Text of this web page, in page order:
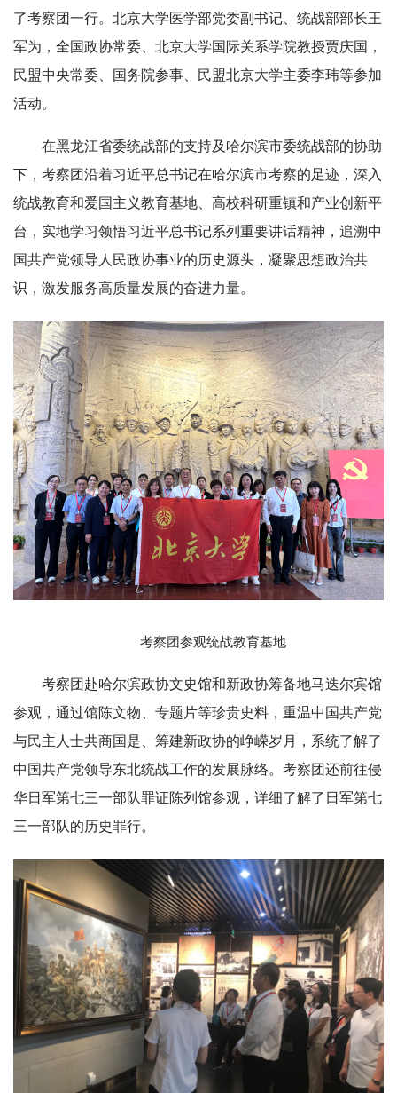
了考察团一行。北京大学医学部党委副书记、统战部部长王
军为，全国政协常委、北京大学国际关系学院教授贾庆国，
民盟中央常委、国务院参事、民盟北京大学主委李玮等参加
活动。
在黑龙江省委统战部的支持及哈尔滨市委统战部的协助
下，考察团沿着习近平总书记在哈尔滨市考察的足迹，深入
统战教育和爱国主义教育基地、高校科研重镇和产业创新平
台，实地学习领悟习近平总书记系列重要讲话精神，追溯中
国共产党领导人民政协事业的历史源头，凝聚思想政治共
识，激发服务高质量发展的奋进力量。
考察团参观统战教育基地
考察团赴哈尔滨政协文史馆和新政协筹备地马迭尔宾馆
参观，通过馆陈文物、专题片等珍贵史料，重温中国共产党
与民主人士共商国是、筹建新政协的峥嵘岁月，系统了解了
中国共产党领导东北统战工作的发展脉络。考察团还前往侵
华日军第七三一部队罪证陈列馆参观，详细了解了日军第七
三一部队的历史罪行。